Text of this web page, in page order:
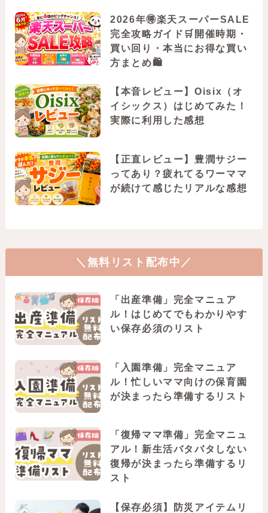
2026年🉐楽天スーパーSALE
完全攻略ガイド🛒開催時期・
買い回り・本当にお得な買い
方まとめ🛍️
【本音レビュー】Oisix（オ
イシックス）はじめてみた！
実際に利用した感想
【正直レビュー】豊潤サジー
ってあり？疲れてるワーママ
が続けて感じたリアルな感想
＼無料リスト配布中／
「出産準備」完全マニュア
ル！はじめてでもわかりやす
い保存必須のリスト
「入園準備」完全マニュア
ル！忙しいママ向けの保育園
が決まったら準備するリスト
「復帰ママ準備」完全マニュ
アル！新生活バタバタしない
復帰が決まったら準備するリ
スト
【保存必須】防災アイテムリ